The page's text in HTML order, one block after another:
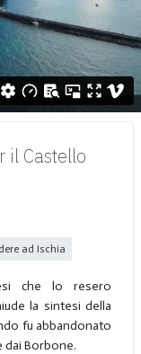
il Castello
ad Ischia
che lo resero
la sintesi della
fu abbandonato
dai Borbone.